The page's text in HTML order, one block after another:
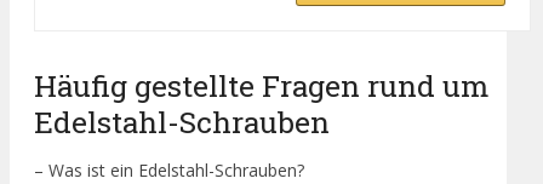
Häufig gestellte Fragen rund um
Edelstahl-Schrauben
– Was ist ein Edelstahl-Schrauben?